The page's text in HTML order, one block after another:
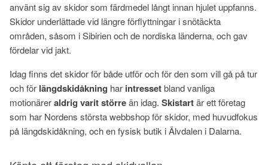
använt sig av skidor som färdmedel långt innan hjulet uppfanns.
Skidor underlättade vid längre förflyttningar i snötäckta
områden, såsom i Sibirien och de nordiska länderna, och gav
fördelar vid jakt.
Idag finns det skidor för både utför och för den som vill gå på tur
och för längdskidåkning har intressetbland vanliga
motionäreraldrig varit störreän idag. Skistartär ett företag
som har Nordens största webbshop för skidor, med huvudfokus
på längdskidåkning, och en fysisk butik i Älvdalen i Dalarna.